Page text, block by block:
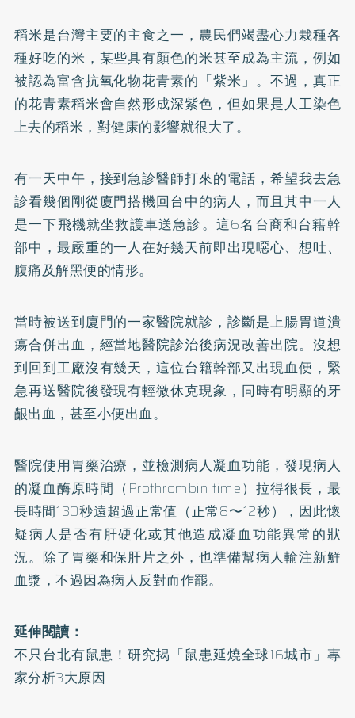
稻米是台灣主要的主食之一，農民們竭盡心力栽種各
種好吃的米，某些具有顏色的米甚至成為主流，例如
被認為富含抗氧化物花青素的「紫米」。不過，真正
的花青素稻米會自然形成深紫色，但如果是人工染色
上去的稻米，對健康的影響就很大了。
有一天中午，接到急診醫師打來的電話，希望我去急
診看幾個剛從廈門搭機回台中的病人，而且其中一人
是一下飛機就坐救護車送急診。這6名台商和台籍幹
部中，最嚴重的一人在好幾天前即出現噁心、想吐、
腹痛及解黑便的情形。
當時被送到廈門的一家醫院就診，診斷是上腸胃道潰
瘍合併出血，經當地醫院診治後病況改善出院。沒想
到回到工廠沒有幾天，這位台籍幹部又出現血便，緊
急再送醫院後發現有輕微休克現象，同時有明顯的牙
齦出血，甚至小便出血。
醫院使用胃藥治療，並檢測病人凝血功能，發現病人
的凝血酶原時間（Prothrombin time）拉得很長，最
長時間130秒遠超過正常值（正常8〜12秒），因此懷
疑病人是否有肝硬化或其他造成凝血功能異常的狀
況。除了胃藥和保肝片之外，也準備幫病人輸注新鮮
血漿，不過因為病人反對而作罷。
延伸閱讀：
不只台北有鼠患！研究揭「鼠患延燒全球16城市」專
家分析3大原因